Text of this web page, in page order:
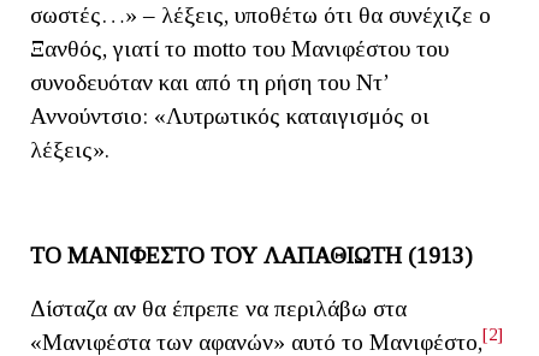
σωστές…» ‒ λέξεις, υποθέτω ότι θα συνέχιζε ο
Ξανθός, γιατί το motto του Μανιφέστου του
συνοδευόταν και από τη ρήση του Ντ’
Αννούντσιο: «Λυτρωτικός καταιγισμός οι
λέξεις».
ΤΟ ΜΑΝΙΦΕΣΤΟ ΤΟΥ ΛΑΠΑΘΙΩΤΗ (1913)
Δίσταζα αν θα έπρεπε να περιλάβω στα
«Μανιφέστα των αφανών» αυτό το Μανιφέστο,[2]